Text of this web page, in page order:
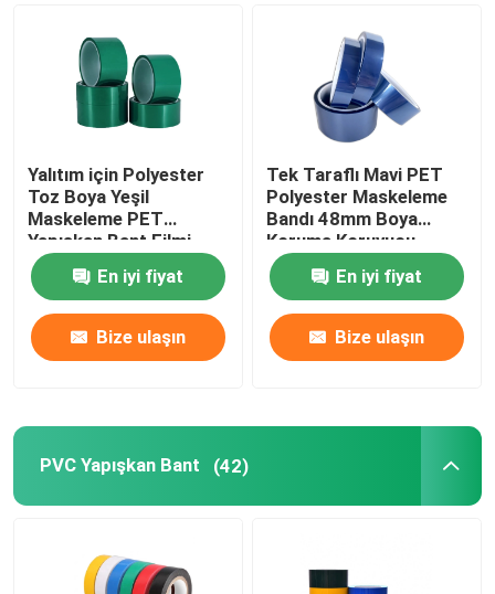
Yalıtım için Polyester
Toz Boya Yeşil
Maskeleme PET
Yapışkan Bant Filmi
En iyi fiyat
Bize ulaşın
Tek Taraflı Mavi PET
Polyester Maskeleme
Bandı 48mm Boya
Koruma Koruyucu
En iyi fiyat
Bize ulaşın
PVC Yapışkan Bant (42)